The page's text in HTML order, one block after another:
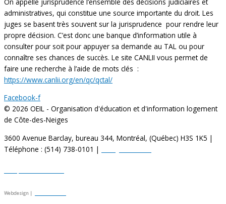
administratives, qui constitue une source importante du droit. Les
juges se basent très souvent sur la jurisprudence pour rendre leur
propre décision. C’est donc une banque d’information utile à
consulter pour soit pour appuyer sa demande au TAL ou pour
connaître ses chances de succès. Le site CANLII vous permet de
faire une recherche à l’aide de mots clés :
https://www.canlii.org/en/qc/qctal/
Facebook-f
© 2026 OEIL - Organisation d'éducation et d'information logement
de Côte-des-Neiges
3600 Avenue Barclay, bureau 344, Montréal, (Québec) H3S 1K5 |
Téléphone : (514) 738-0101 |
Webdesign |